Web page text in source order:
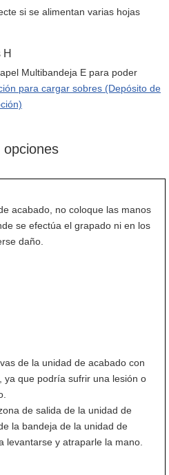
si se alimentan varias hojas
Multibandeja E para poder
para cargar sobres (Depósito de
opciones
acabado, no coloque las manos
se efectúa el grapado ni en los
daño.
de la unidad de acabado con
ya que podría sufrir una lesión o
de salida de la unidad de
la bandeja de la unidad de
levantarse y atraparle la mano.